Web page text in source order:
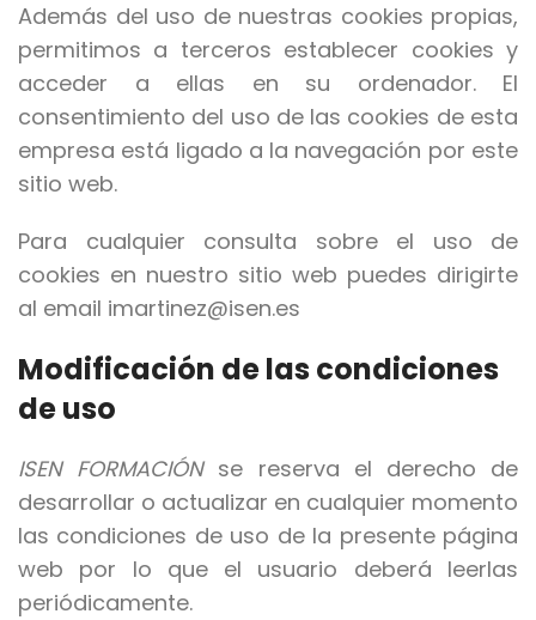
Además del uso de nuestras cookies propias,
permitimos a terceros establecer cookies y
acceder a ellas en su ordenador. El
consentimiento del uso de las cookies de esta
empresa está ligado a la navegación por este
sitio web.
Para cualquier consulta sobre el uso de
cookies en nuestro sitio web puedes dirigirte
al email imartinez@isen.es
Modificación de las condiciones
de uso
ISEN FORMACIÓNse reserva el derecho de
desarrollar o actualizar en cualquier momento
las condiciones de uso de la presente página
web por lo que el usuario deberá leerlas
periódicamente.